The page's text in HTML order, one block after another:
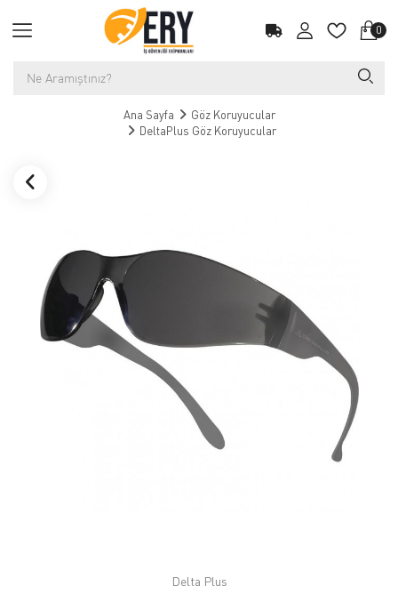
0
Ana Sayfa
Göz Koruyucular
DeltaPlus Göz Koruyucular
Delta Plus